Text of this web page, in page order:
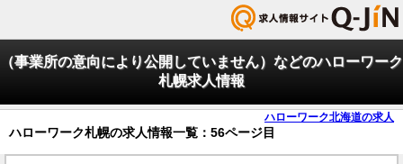
（事業所の意向により公開していません）などのハローワーク
札幌求人情報
ハローワーク北海道の求人
ハローワーク札幌の求人情報一覧：56ページ目